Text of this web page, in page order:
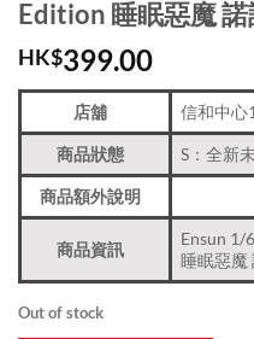
Edition 睡眠惡魔
HK$399.00
店舖 信和中心
商品狀態 S：全新
商品額外說明
商品資訊
Ensun 1/
睡眠惡魔
Out of stock